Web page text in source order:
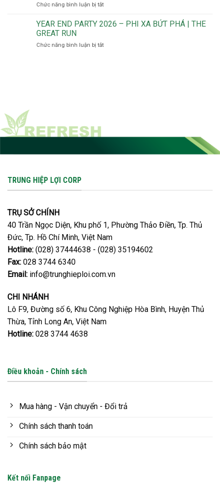
dưỡng
quan
TRÁI
LONG
trồng:
đúng
rụng
Chức năng bình luận bị tắtở
BÓN
–
YEAR END PARTY 2026 – PHI XA BỨT PHÁ | THE
GREAT RUN
Chức năng bình luận bị tắtở
THE
RUN
TRUNG HIỆP LỢI CORP
TRỤ SỞ CHÍNH
40 Trần Ngọc Diện, Khu phố 1, Phường Thảo Điền, Tp. Thủ
Đức, Tp. Hồ Chí Minh, Việt Nam
Hotline: (028) 37444638 - (028) 35194602
Fax: 028 3744 6340
Email: info@trunghieploi.com.vn
CHI NHÁNH
Lô F9, Đường số 6, Khu Công Nghiệp Hòa Bình, Huyện Thủ
Thừa, Tỉnh Long An, Việt Nam
Hotline: 028 3744 4638
Điều khoản - Chính sách
Mua hàng - Vận chuyển - Đổi trả
Chính sách thanh toán
Chính sách bảo mật
Kết nối Fanpage